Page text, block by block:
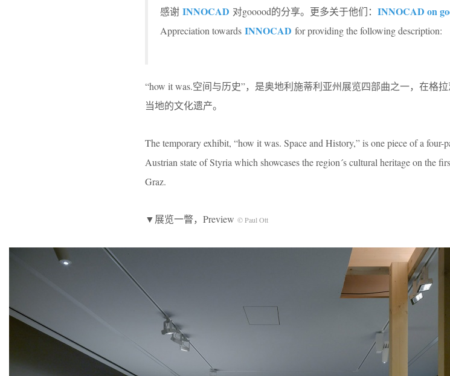
感谢 INNOCAD 对gooood的分享。更多关于他们： INNOCAD on
Appreciation towards INNOCAD for providing the following description:
“how it was.空间与历史”，是奥地利施蒂利亚州展览四部曲之一，在格
当地的文化遗产。
The temporary exhibit, “how it was. Space and History,” is one piece of a
Austrian state of Styria which showcases the region´s cultural heritage on the
Graz.
▼展览一瞥，Preview © Paul Ott